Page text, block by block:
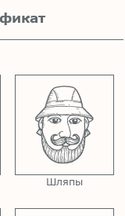
Шляпы